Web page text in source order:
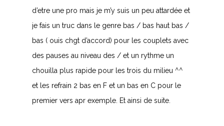
d’etre une pro mais je m’y suis un peu attardée et
je fais un truc dans le genre bas / bas haut bas /
bas ( ouis chgt d’accord) pour les couplets avec
des pauses au niveau des / et un rythme un
chouilla plus rapide pour les trois du milieu ^^
et les refrain 2 bas en F et un bas en C pour le
premier vers apr exemple. Et ainsi de suite.